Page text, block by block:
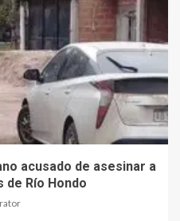
acusado de asesinar a
de Río Hondo